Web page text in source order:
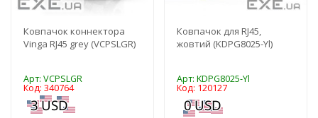
Ковпачок коннектора
Vinga RJ45 grey (VCPSLGR)
Арт: VCPSLGR
Код: 340764
Ковпачок для RJ45,
жовтий (KDPG8025-Yl)
Арт: KDPG8025-Yl
Код: 120127